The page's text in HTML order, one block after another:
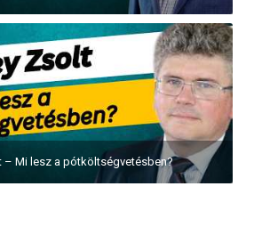
– Mi lesz a pótköltségvetésben?